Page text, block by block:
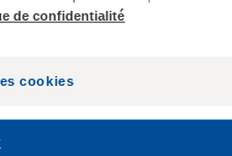
apaisé
de confidentialité
cookies